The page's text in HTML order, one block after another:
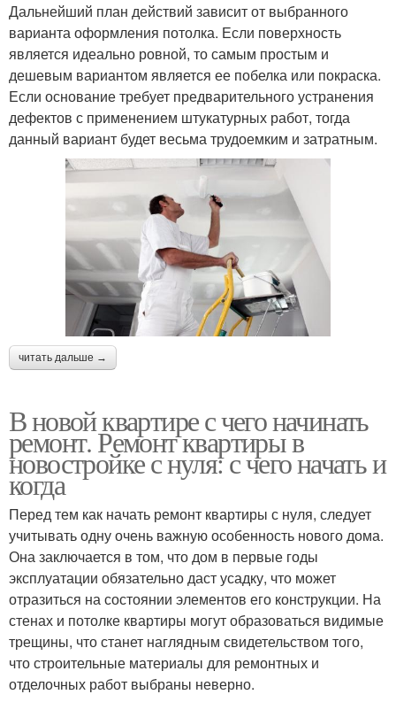
Дальнейший план действий зависит от выбранного
варианта оформления потолка. Если поверхность
является идеально ровной, то самым простым и
дешевым вариантом является ее побелка или покраска.
Если основание требует предварительного устранения
дефектов с применением штукатурных работ, тогда
данный вариант будет весьма трудоемким и затратным.
читать дальше →
В новой квартире с чего начинать
ремонт. Ремонт квартиры в
новостройке с нуля: с чего начать и
когда
Перед тем как начать ремонт квартиры с нуля, следует
учитывать одну очень важную особенность нового дома.
Она заключается в том, что дом в первые годы
эксплуатации обязательно даст усадку, что может
отразиться на состоянии элементов его конструкции. На
стенах и потолке квартиры могут образоваться видимые
трещины, что станет наглядным свидетельством того,
что строительные материалы для ремонтных и
отделочных работ выбраны неверно.